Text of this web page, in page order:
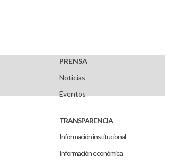
PRENSA
Noticias
Eventos
TRANSPARENCIA
Información institucional
Información económica